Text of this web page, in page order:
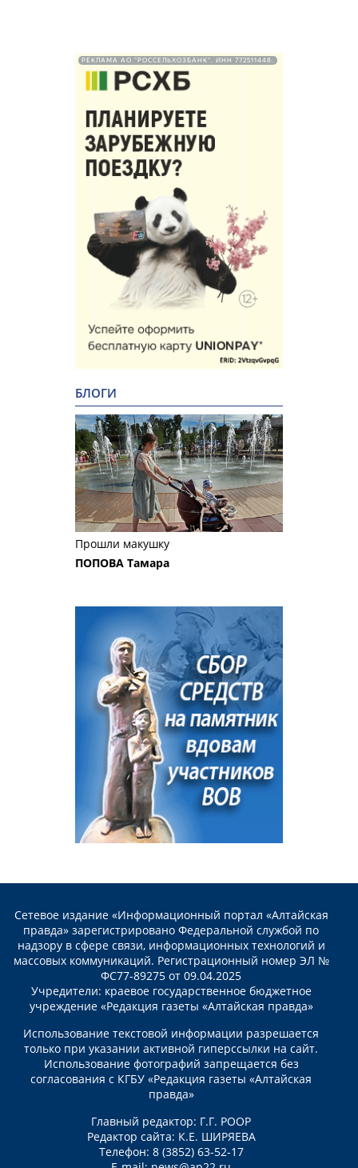
РЕКЛАМА АО "РОССЕЛЬХОЗБАНК". ИНН 772511448.
БЛОГИ
Прошли макушку
ПОПОВА Тамара
Сетевое издание «Информационный портал «Алтайская
правда» зарегистрировано Федеральной службой по
надзору в сфере связи, информационных технологий и
массовых коммуникаций. Регистрационный номер ЭЛ №
ФС77-89275 от 09.04.2025
Учредители: краевое государственное бюджетное
учреждение «Редакция газеты «Алтайская правда»
Использование текстовой информации разрешается
только при указании активной гиперссылки на сайт.
Использование фотографий запрещается без
согласования с КГБУ «Редакция газеты «Алтайская
правда»
Главный редактор: Г.Г. РООР
Редактор сайта: К.Е. ШИРЯЕВА
Телефон: 8 (3852) 63-52-17